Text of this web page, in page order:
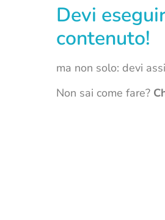
Devi
contenuto!
ma non solo: devi
Non sai come fare?